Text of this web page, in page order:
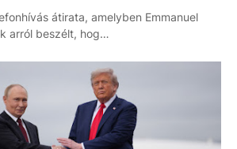
átirata, amelyben Emmanuel
arról beszélt, hog…